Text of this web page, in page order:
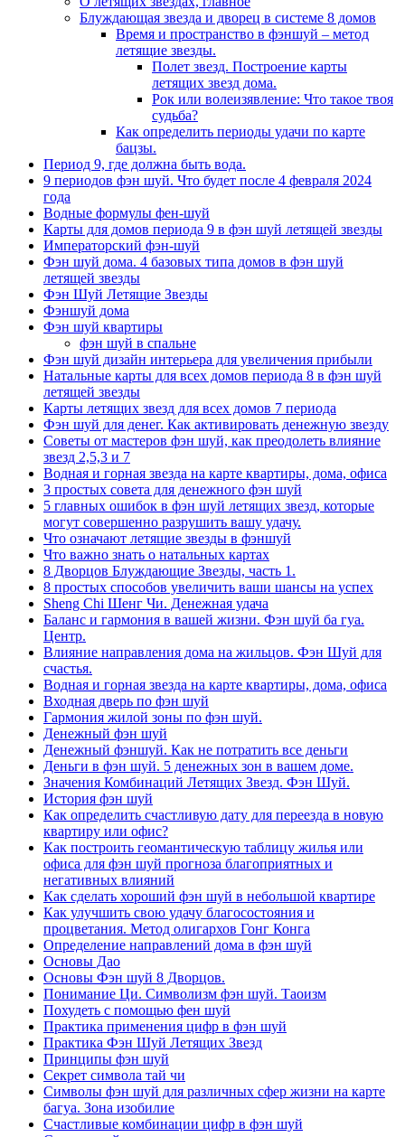
Блуждающая звезда и дворец в системе 8 домов
Время и пространство в фэншуй – метод
летящие звезды.
Полет звезд. Построение карты
летящих звезд дома.
Рок или волеизявление: Что такое твоя
судьба?
Как определить периоды удачи по карте
бацзы.
Период 9, где должна быть вода.
9 периодов фэн шуй. Что будет после 4 февраля 2024
года
Водные формулы фен-шуй
Карты для домов периода 9 в фэн шуй летящей звезды
Императорский фэн-шуй
Фэн шуй дома. 4 базовых типа домов в фэн шуй
летящей звезды
Фэн Шуй Летящие Звезды
Фэншуй дома
Фэн шуй квартиры
фэн шуй в спальне
Фэн шуй дизайн интерьера для увеличения прибыли
Натальные карты для всех домов периода 8 в фэн шуй
летящей звезды
Карты летящих звезд для всех домов 7 периода
Фэн шуй для денег. Как активировать денежную звезду
Советы от мастеров фэн шуй, как преодолеть влияние
звезд 2,5,3 и 7
Водная и горная звезда на карте квартиры, дома, офиса
3 простых совета для денежного фэн шуй
5 главных ошибок в фэн шуй летящих звезд, которые
могут совершенно разрушить вашу удачу.
Что означают летящие звезды в фэншуй
Что важно знать о натальных картах
8 Дворцов Блуждающие Звезды, часть 1.
8 простых способов увеличить ваши шансы на успех
Sheng Chi Шенг Чи. Денежная удача
Баланс и гармония в вашей жизни. Фэн шуй ба гуа.
Центр.
Влияние направления дома на жильцов. Фэн Шуй для
счастья.
Водная и горная звезда на карте квартиры, дома, офиса
Входная дверь по фэн шуй
Гармония жилой зоны по фэн шуй.
Денежный фэн шуй
Денежный фэншуй. Как не потратить все деньги
Деньги в фэн шуй. 5 денежных зон в вашем доме.
Значения Комбинаций Летящих Звезд. Фэн Шуй.
История фэн шуй
Как определить счастливую дату для переезда в новую
квартиру или офис?
Как построить геомантическую таблицу жилья или
офиса для фэн шуй прогноза благоприятных и
негативных влияний
Как сделать хороший фэн шуй в небольшой квартире
Как улучшить свою удачу благосостояния и
процветания. Метод олигархов Гонг Конга
Определение направлений дома в фэн шуй
Основы Дао
Основы Фэн шуй 8 Дворцов.
Понимание Ци. Символизм фэн шуй. Таоизм
Похудеть с помощью фен шуй
Практика применения цифр в фэн шуй
Практика Фэн Шуй Летящих Звезд
Принципы фэн шуй
Секрет символа тай чи
Символы фэн шуй для различных сфер жизни на карте
багуа. Зона изобилие
Счастливые комбинации цифр в фэн шуй